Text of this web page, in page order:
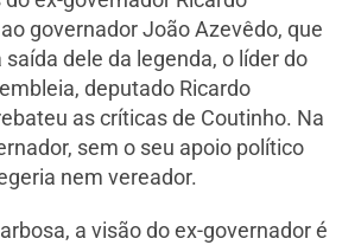
governador João Azevêdo, que
dele da legenda, o líder do
deputado Ricardo
as críticas de Coutinho. Na
sem o seu apoio político
nem vereador.
a visão do ex-governador é